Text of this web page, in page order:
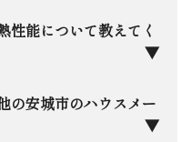
います。万が一の震
避難所」として、家
の実績がございます。
、「趣味を楽しめる
せん。実際の施工事
族に合わせた最適な
性能について教えてく
し暑さ」と「冬の底冷
当社ではHEAT20
の安城市のハウスメー